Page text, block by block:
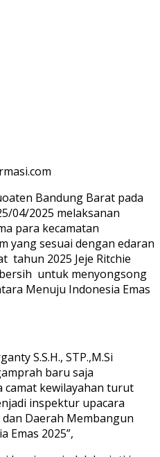
Bandung Barat pada
04/2025 melaksanan
para kecamatan
yang sesuai dengan edaran
tahun 2025 Jeje Ritchie
untuk menyongsong
Menuju Indonesia Emas
S.S.H., STP.,M.Si
baru saja
camat kewilayahan turut
inspektur upacara
Daerah Membangun
Emas 2025”,